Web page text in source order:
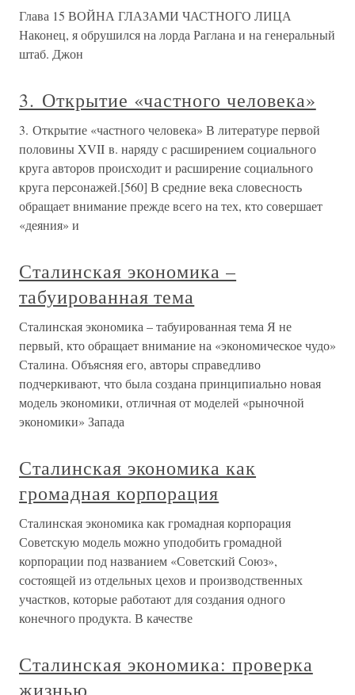
Глава 15 ВОЙНА ГЛАЗАМИ ЧАСТНОГО ЛИЦА
Наконец, я обрушился на лорда Раглана и на генеральный
штаб. Джон
3. Открытие «частного человека»
3. Открытие «частного человека» В литературе первой
половины XVII в. наряду с расширением социального
круга авторов происходит и расширение социального
круга персонажей.[560] В средние века словесность
обращает внимание прежде всего на тех, кто совершает
«деяния» и
Сталинская экономика –
табуированная тема
Сталинская экономика – табуированная тема Я не
первый, кто обращает внимание на «экономическое чудо»
Сталина. Объясняя его, авторы справедливо
подчеркивают, что была создана принципиально новая
модель экономики, отличная от моделей «рыночной
экономики» Запада
Сталинская экономика как
громадная корпорация
Сталинская экономика как громадная корпорация
Советскую модель можно уподобить громадной
корпорации под названием «Советский Союз»,
состоящей из отдельных цехов и производственных
участков, которые работают для создания одного
конечного продукта. В качестве
Сталинская экономика: проверка
жизнью